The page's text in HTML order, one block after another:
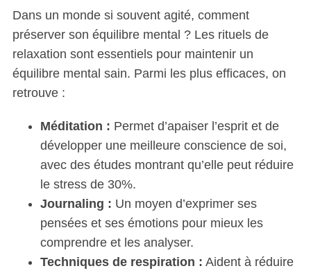
Dans un monde si souvent agité, comment
préserver son équilibre mental ? Les rituels de
relaxation sont essentiels pour maintenir un
équilibre mental sain. Parmi les plus efficaces, on
retrouve :
Méditation : Permet d’apaiser l’esprit et de
développer une meilleure conscience de soi,
avec des études montrant qu’elle peut réduire
le stress de 30%.
Journaling : Un moyen d’exprimer ses
pensées et ses émotions pour mieux les
comprendre et les analyser.
Techniques de respiration : Aident à réduire